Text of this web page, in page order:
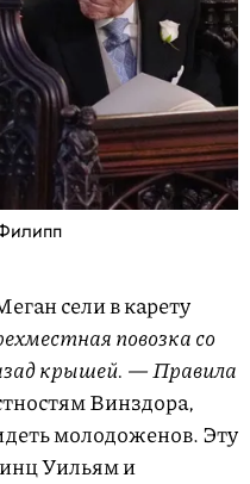
сели в карету
повозка со
крышей. — Правила
Винздора,
молодоженов. Эту
Уильям и